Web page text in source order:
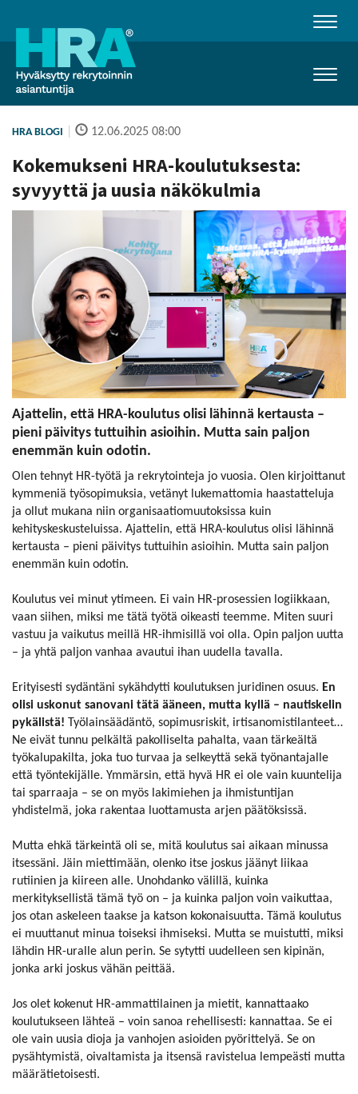
HRA BLOGI 12.06.2025 08:00
Kokemukseni HRA-koulutuksesta:
syvyyttä ja uusia näkökulmia
Ajattelin, että HRA-koulutus olisi lähinnä kertausta –
pieni päivitys tuttuihin asioihin. Mutta sain paljon
enemmän kuin odotin.
Olen tehnyt HR-työtä ja rekrytointeja jo vuosia. Olen kirjoittanut
kymmeniä työsopimuksia, vetänyt lukemattomia haastatteluja
ja ollut mukana niin organisaatiomuutoksissa kuin
kehityskeskusteluissa. Ajattelin, että HRA-koulutus olisi lähinnä
kertausta – pieni päivitys tuttuihin asioihin. Mutta sain paljon
enemmän kuin odotin.
Koulutus vei minut ytimeen. Ei vain HR-prosessien logiikkaan,
vaan siihen, miksi me tätä työtä oikeasti teemme. Miten suuri
vastuu ja vaikutus meillä HR-ihmisillä voi olla. Opin paljon uutta
– ja yhtä paljon vanhaa avautui ihan uudella tavalla.
Erityisesti sydäntäni sykähdytti koulutuksen juridinen osuus. En
olisi uskonut sanovani tätä ääneen, mutta kyllä – nautiskelin
pykälistä! Työlainsäädäntö, sopimusriskit, irtisanomistilanteet…
Ne eivät tunnu pelkältä pakolliselta pahalta, vaan tärkeältä
työkalupakilta, joka tuo turvaa ja selkeyttä sekä työnantajalle
että työntekijälle. Ymmärsin, että hyvä HR ei ole vain kuuntelija
tai sparraaja – se on myös lakimiehen ja ihmistuntijan
yhdistelmä, joka rakentaa luottamusta arjen päätöksissä.
Mutta ehkä tärkeintä oli se, mitä koulutus sai aikaan minussa
itsessäni. Jäin miettimään, olenko itse joskus jäänyt liikaa
rutiinien ja kiireen alle. Unohdanko välillä, kuinka
merkityksellistä tämä työ on – ja kuinka paljon voin vaikuttaa,
jos otan askeleen taakse ja katson kokonaisuutta. Tämä koulutus
ei muuttanut minua toiseksi ihmiseksi. Mutta se muistutti, miksi
lähdin HR-uralle alun perin. Se sytytti uudelleen sen kipinän,
jonka arki joskus vähän peittää.
Jos olet kokenut HR-ammattilainen ja mietit, kannattaako
koulutukseen lähteä – voin sanoa rehellisesti: kannattaa. Se ei
ole vain uusia dioja ja vanhojen asioiden pyörittelyä. Se on
pysähtymistä, oivaltamista ja itsensä ravistelua lempeästi mutta
määrätietoisesti.